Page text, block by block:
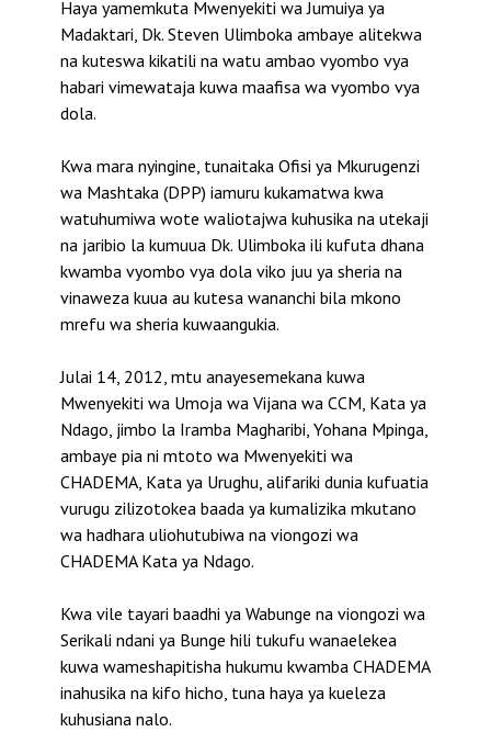
Haya yamemkuta Mwenyekiti wa Jumuiya ya
Madaktari, Dk. Steven Ulimboka ambaye alitekwa
na kuteswa kikatili na watu ambao vyombo vya
habari vimewataja kuwa maafisa wa vyombo vya
dola.
Kwa mara nyingine, tunaitaka Ofisi ya Mkurugenzi
wa Mashtaka (DPP) iamuru kukamatwa kwa
watuhumiwa wote waliotajwa kuhusika na utekaji
na jaribio la kumuua Dk. Ulimboka ili kufuta dhana
kwamba vyombo vya dola viko juu ya sheria na
vinaweza kuua au kutesa wananchi bila mkono
mrefu wa sheria kuwaangukia.
Julai 14, 2012, mtu anayesemekana kuwa
Mwenyekiti wa Umoja wa Vijana wa CCM, Kata ya
Ndago, jimbo la Iramba Magharibi, Yohana Mpinga,
ambaye pia ni mtoto wa Mwenyekiti wa
CHADEMA, Kata ya Urughu, alifariki dunia kufuatia
vurugu zilizotokea baada ya kumalizika mkutano
wa hadhara uliohutubiwa na viongozi wa
CHADEMA Kata ya Ndago.
Kwa vile tayari baadhi ya Wabunge na viongozi wa
Serikali ndani ya Bunge hili tukufu wanaelekea
kuwa wameshapitisha hukumu kwamba CHADEMA
inahusika na kifo hicho, tuna haya ya kueleza
kuhusiana nalo.